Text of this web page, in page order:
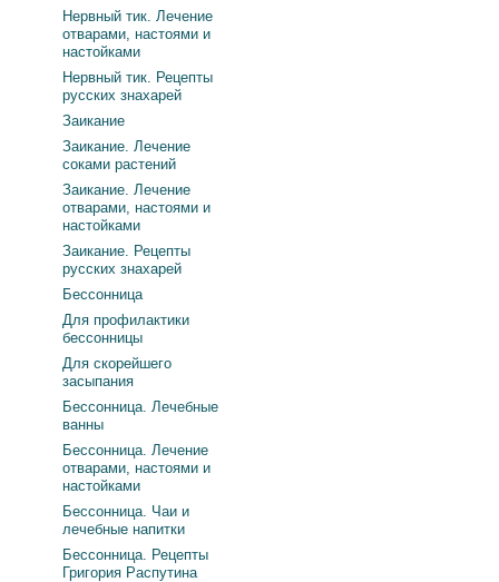
Нервный тик. Лечение
отварами, настоями и
настойками
Нервный тик. Рецепты
русских знахарей
Заикание
Заикание. Лечение
соками растений
Заикание. Лечение
отварами, настоями и
настойками
Заикание. Рецепты
русских знахарей
Бессонница
Для профилактики
бессонницы
Для скорейшего
засыпания
Бессонница. Лечебные
ванны
Бессонница. Лечение
отварами, настоями и
настойками
Бессонница. Чаи и
лечебные напитки
Бессонница. Рецепты
Григория Распутина